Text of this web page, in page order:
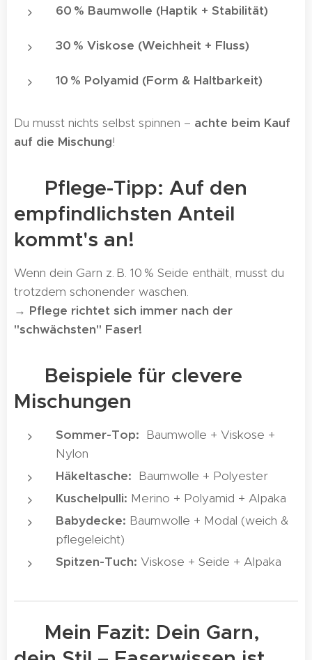
60 % Baumwolle (Haptik + Stabilität)
30 % Viskose (Weichheit + Fluss)
10 % Polyamid (Form & Haltbarkeit)
Du musst nichts selbst spinnen – achte beim Kauf
auf die Mischung!
🧺 Pflege-Tipp: Auf den
empfindlichsten Anteil
kommt's an!
Wenn dein Garn z. B. 10 % Seide enthält, musst du
trotzdem schonender waschen.
→ Pflege richtet sich immer nach der
"schwächsten" Faser!
🎯 Beispiele für clevere
Mischungen
Sommer-Top: Baumwolle + Viskose +
Nylon
Häkeltasche: Baumwolle + Polyester
Kuschelpulli: Merino + Polyamid + Alpaka
Babydecke: Baumwolle + Modal (weich &
pflegeleicht)
Spitzen-Tuch: Viskose + Seide + Alpaka
😊 Mein Fazit: Dein Garn,